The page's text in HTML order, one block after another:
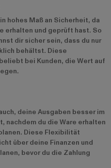
hohes Maß an Sicherheit, da
erhalten und geprüft hast. So
dir sicher sein, dass du nur
behältst. Diese
bei Kunden, die Wert auf
deine Ausgaben besser im
nachdem du die Ware erhalten
Diese Flexibilität
über deine Finanzen und
bevor du die Zahlung